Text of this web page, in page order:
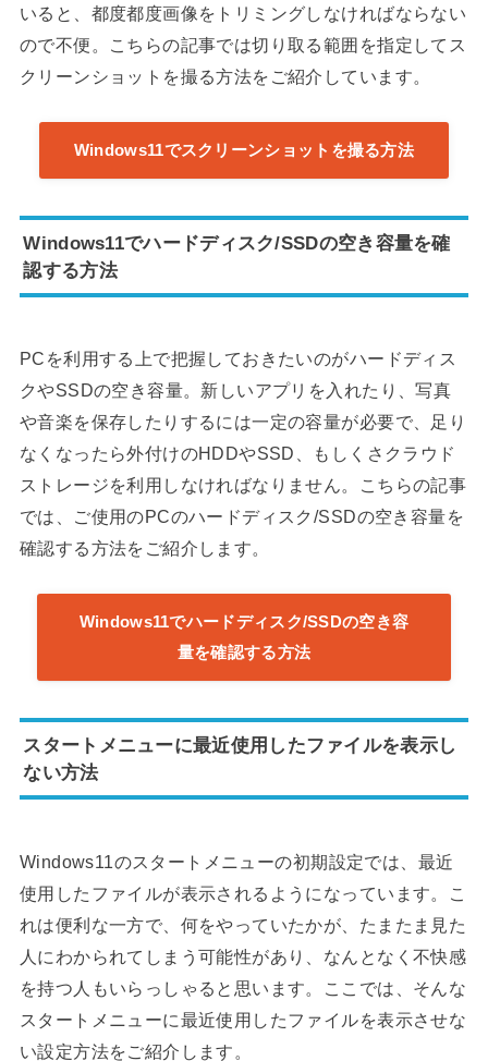
いると、都度都度画像をトリミングしなければならない
ので不便。こちらの記事では切り取る範囲を指定してス
クリーンショットを撮る方法をご紹介しています。
Windows11でスクリーンショットを撮る方法
Windows11でハードディスク/SSDの空き容量を確
認する方法
PCを利用する上で把握しておきたいのがハードディス
クやSSDの空き容量。新しいアプリを入れたり、写真
や音楽を保存したりするには一定の容量が必要で、足り
なくなったら外付けのHDDやSSD、もしくさクラウド
ストレージを利用しなければなりません。こちらの記事
では、ご使用のPCのハードディスク/SSDの空き容量を
確認する方法をご紹介します。
Windows11でハードディスク/SSDの空き容
量を確認する方法
スタートメニューに最近使用したファイルを表示し
ない方法
Windows11のスタートメニューの初期設定では、最近
使用したファイルが表示されるようになっています。こ
れは便利な一方で、何をやっていたかが、たまたま見た
人にわかられてしまう可能性があり、なんとなく不快感
を持つ人もいらっしゃると思います。ここでは、そんな
スタートメニューに最近使用したファイルを表示させな
い設定方法をご紹介します。